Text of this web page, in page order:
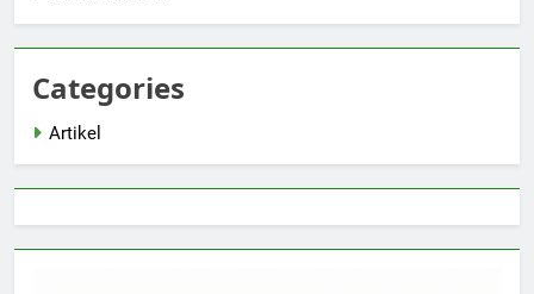
Categories
Artikel